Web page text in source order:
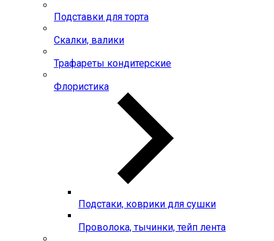
Подставки для торта
Скалки, валики
Трафареты кондитерские
Флористика
Подстаки, коврики для сушки
Проволока, тычинки, тейп лента